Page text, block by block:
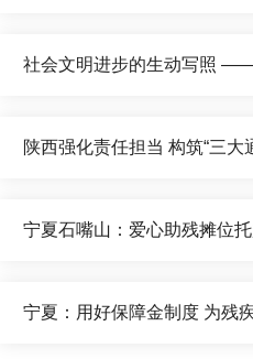
社会文明进步的生动写照
陕西强化责任担当 构筑“三
宁夏石嘴山：爱心助残摊位
宁夏：用好保障金制度 为残